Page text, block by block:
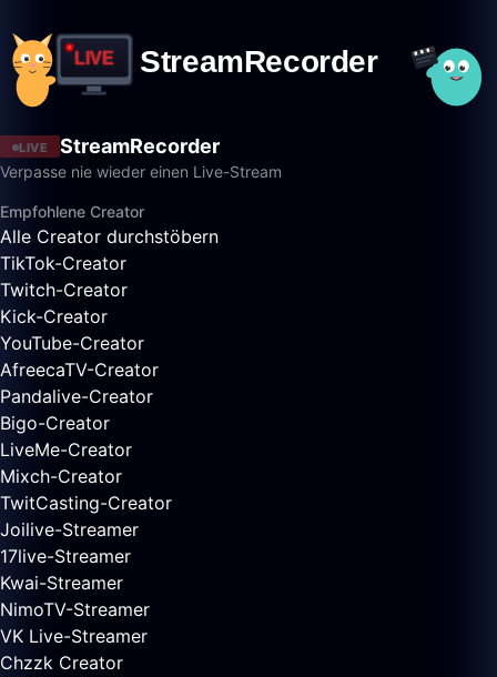
LIVE StreamRecorder
Verpasse nie wieder einen Live-Stream
Empfohlene Creator
Alle Creator durchstöbern
TikTok-Creator
Twitch-Creator
Kick-Creator
YouTube-Creator
AfreecaTV-Creator
Pandalive-Creator
Bigo-Creator
LiveMe-Creator
Mixch-Creator
TwitCasting-Creator
Joilive-Streamer
17live-Streamer
Kwai-Streamer
NimoTV-Streamer
VK Live-Streamer
Chzzk Creator